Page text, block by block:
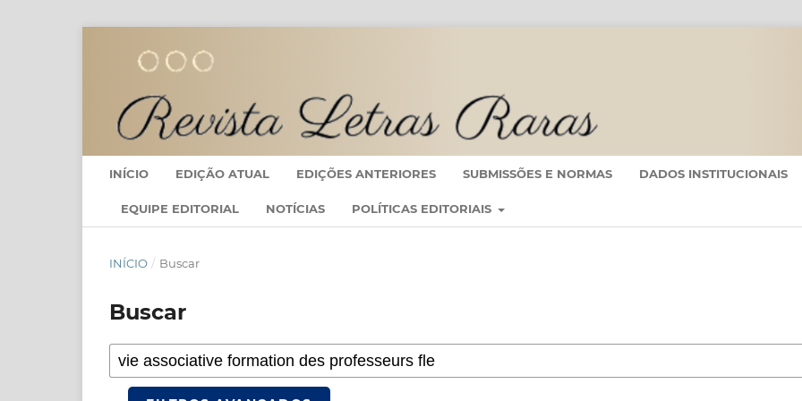
INÍCIO EDIÇÃO ATUAL EDIÇÕES ANTERIORES SUBMISSÕES E NORMAS DADOS INSTITUCIONAIS
EQUIPE EDITORIAL NOTÍCIAS POLÍTICAS EDITORIAIS
INÍCIO / Buscar
Buscar